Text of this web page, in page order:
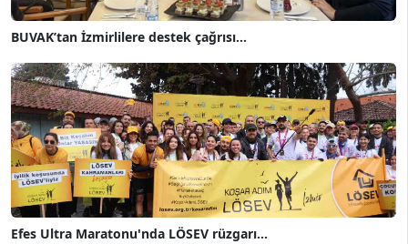
BUVAK’tan İzmirlilere destek çağrısı...
Efes Ultra Maratonu'nda LÖSEV rüzgarı...